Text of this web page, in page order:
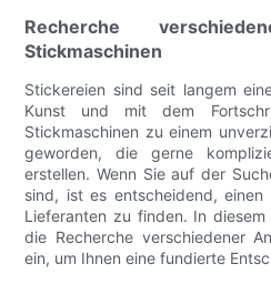
Recherche
Stickmaschinen
Stickereien sind seit langem
Kunst und mit dem
Stickmaschinen zu einem
geworden, die gerne
erstellen. Wenn Sie auf der
sind, ist es entscheidend, einen
Lieferanten zu finden. In
die Recherche verschiedener
ein, um Ihnen eine fundierte